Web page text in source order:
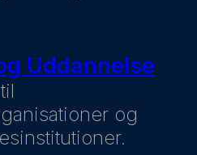
Uddannelse
og